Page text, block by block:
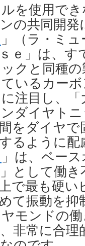
を使用で
の共同開
」（ラ・ミ
ｅ」は、す
クと同種
いるカー
注目し、
ダイヤト
をダイヤ
るように
」は、ベー
として働
で最も硬
て振動を
モンドの
非常に合